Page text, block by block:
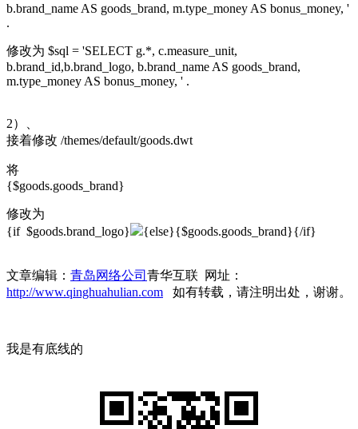
b.brand_name AS goods_brand, m.type_money AS bonus_money, '
.
修改为 $sql = 'SELECT g.*, c.measure_unit,
b.brand_id,b.brand_logo, b.brand_name AS goods_brand,
m.type_money AS bonus_money, ' .
2）、
接着修改 /themes/default/goods.dwt
将
{$goods.goods_brand}
修改为
{if $goods.brand_logo}
{else}{$goods.goods_brand}{/if}
文章编辑： 青岛网络公司 青华互联 网址：
http://www.qinghuahulian.com 如有转载，请注明出处，谢谢。
我是有底线的